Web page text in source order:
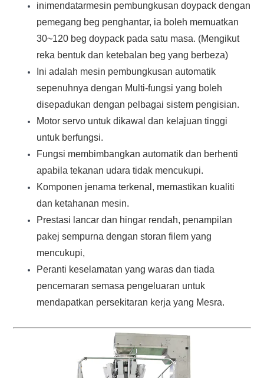
inimendatarmesin pembungkusan doypack dengan
pemegang beg penghantar, ia boleh memuatkan
30~120 beg doypack pada satu masa. (Mengikut
reka bentuk dan ketebalan beg yang berbeza)
Ini adalah mesin pembungkusan automatik
sepenuhnya dengan Multi-fungsi yang boleh
disepadukan dengan pelbagai sistem pengisian.
Motor servo untuk dikawal dan kelajuan tinggi
untuk berfungsi.
Fungsi membimbangkan automatik dan berhenti
apabila tekanan udara tidak mencukupi.
Komponen jenama terkenal, memastikan kualiti
dan ketahanan mesin.
Prestasi lancar dan hingar rendah, penampilan
pakej sempurna dengan storan filem yang
mencukupi,
Peranti keselamatan yang waras dan tiada
pencemaran semasa pengeluaran untuk
mendapatkan persekitaran kerja yang Mesra.